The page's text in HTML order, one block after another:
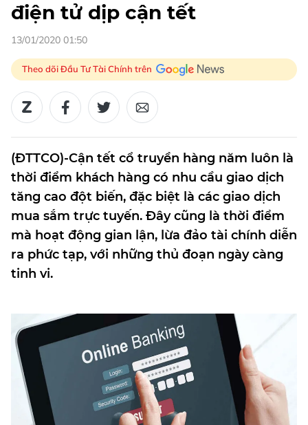
điện tử dịp cận tết
13/01/2020 01:50
Theo dõi Đầu Tư Tài Chính trên
(ĐTTCO)-Cận tết cổ truyền hàng năm luôn là
thời điểm khách hàng có nhu cầu giao dịch
tăng cao đột biến, đặc biệt là các giao dịch
mua sắm trực tuyến. Đây cũng là thời điểm
mà hoạt động gian lận, lừa đảo tài chính diễn
ra phức tạp, với những thủ đoạn ngày càng
tinh vi.